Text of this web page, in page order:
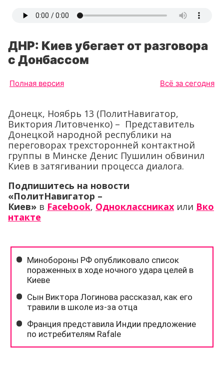
ДНР: Киев убегает от разговора
с Донбассом
Полная версия Всё за сегодня
Донецк, Ноябрь 13 (ПолитНавигатор,
Виктория Литовченко) – Представитель
Донецкой народной республики на
переговорах трехсторонней контактной
группы в Минске Денис Пушилин обвинил
Киев в затягивании процесса диалога.
Подпишитесь на новости
«ПолитНавигатор –
Киев» в Facebook, Одноклассниках или Вко
нтакте